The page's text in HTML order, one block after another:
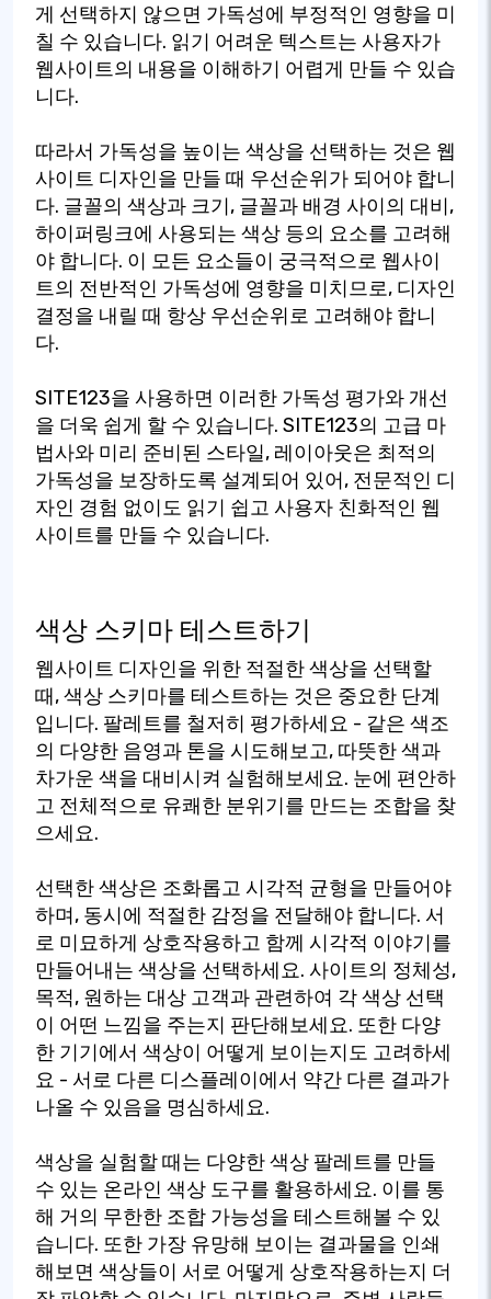
게 선택하지 않으면 가독성에 부정적인 영향을 미
칠 수 있습니다. 읽기 어려운 텍스트는 사용자가
웹사이트의 내용을 이해하기 어렵게 만들 수 있습
니다.
따라서 가독성을 높이는 색상을 선택하는 것은 웹
사이트 디자인을 만들 때 우선순위가 되어야 합니
다. 글꼴의 색상과 크기, 글꼴과 배경 사이의 대비,
하이퍼링크에 사용되는 색상 등의 요소를 고려해
야 합니다. 이 모든 요소들이 궁극적으로 웹사이
트의 전반적인 가독성에 영향을 미치므로, 디자인
결정을 내릴 때 항상 우선순위로 고려해야 합니
다.
SITE123을 사용하면 이러한 가독성 평가와 개선
을 더욱 쉽게 할 수 있습니다. SITE123의 고급 마
법사와 미리 준비된 스타일, 레이아웃은 최적의
가독성을 보장하도록 설계되어 있어, 전문적인 디
자인 경험 없이도 읽기 쉽고 사용자 친화적인 웹
사이트를 만들 수 있습니다.
색상 스키마 테스트하기
웹사이트 디자인을 위한 적절한 색상을 선택할
때, 색상 스키마를 테스트하는 것은 중요한 단계
입니다. 팔레트를 철저히 평가하세요 - 같은 색조
의 다양한 음영과 톤을 시도해보고, 따뜻한 색과
차가운 색을 대비시켜 실험해보세요. 눈에 편안하
고 전체적으로 유쾌한 분위기를 만드는 조합을 찾
으세요.
선택한 색상은 조화롭고 시각적 균형을 만들어야
하며, 동시에 적절한 감정을 전달해야 합니다. 서
로 미묘하게 상호작용하고 함께 시각적 이야기를
만들어내는 색상을 선택하세요. 사이트의 정체성,
목적, 원하는 대상 고객과 관련하여 각 색상 선택
이 어떤 느낌을 주는지 판단해보세요. 또한 다양
한 기기에서 색상이 어떻게 보이는지도 고려하세
요 - 서로 다른 디스플레이에서 약간 다른 결과가
나올 수 있음을 명심하세요.
색상을 실험할 때는 다양한 색상 팔레트를 만들
수 있는 온라인 색상 도구를 활용하세요. 이를 통
해 거의 무한한 조합 가능성을 테스트해볼 수 있
습니다. 또한 가장 유망해 보이는 결과물을 인쇄
해보면 색상들이 서로 어떻게 상호작용하는지 더